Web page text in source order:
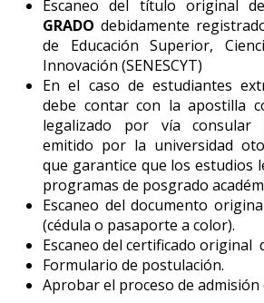
Escaneo del título original
GRADO debidamente
de Educación Superior,
Innovación (SENESCYT)
En el caso de estudiantes
debe contar con la apostilla
legalizado por vía consular
emitido por la universidad
que garantice que los estudios
programas de posgrado
Escaneo del documento
(cédula o pasaporte a color).
Escaneo del certificado original
Formulario de postulación.
Aprobar el proceso de